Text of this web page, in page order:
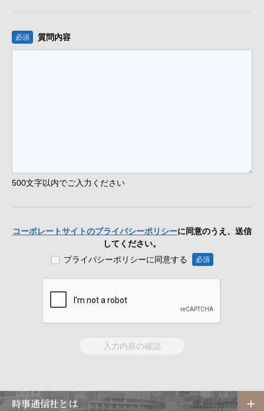
必須 質問内容
500文字以内でご入力ください
コーポレートサイトのプライバシーポリシーに同意のうえ、送信
してください。
プライバシーポリシーに同意する
必須
時事通信社とは